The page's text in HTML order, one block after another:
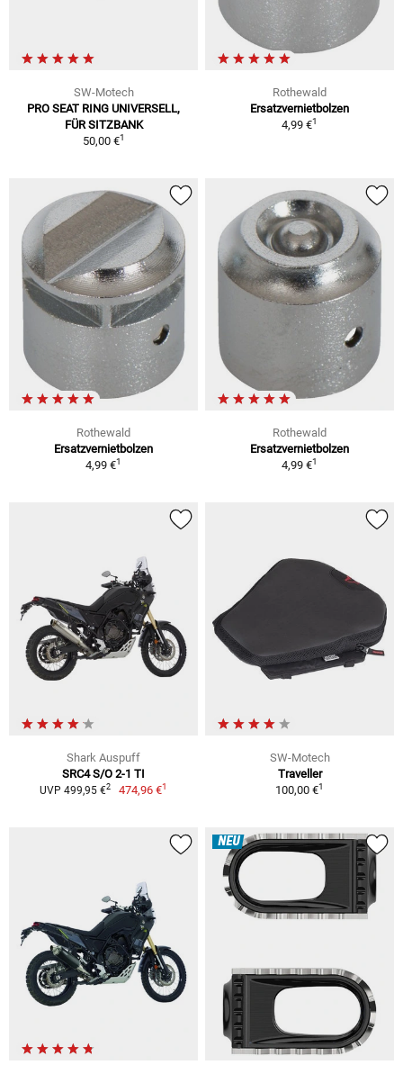
SW-Motech
PRO SEAT RING UNIVERSELL,
FÜR SITZBANK
50,00 €1
Rothewald
Ersatzvernietbolzen
4,99 €1
Rothewald
Ersatzvernietbolzen
4,99 €1
Rothewald
Ersatzvernietbolzen
4,99 €1
Shark Auspuff
SRC4 S/O 2-1 TI
UVP 499,95 €2 474,96 €1
SW-Motech
Traveller
100,00 €1
NEU